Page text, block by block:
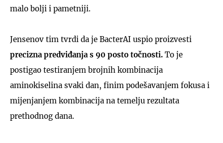
malo bolji i pametniji.
Jensenov tim tvrdi da je BacterAI uspio proizvesti
precizna predviđanja s 90 posto točnosti. To je
postigao testiranjem brojnih kombinacija
aminokiselina svaki dan, finim podešavanjem fokusa i
mijenjanjem kombinacija na temelju rezultata
prethodnog dana.